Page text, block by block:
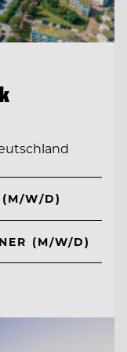
(M/W/D)
(M/W/D)